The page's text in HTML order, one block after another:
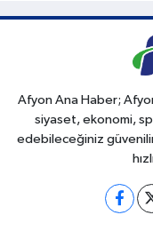
Afyon Ana Haber;
siyaset, ekonomi,
edebileceğiniz güvenilir